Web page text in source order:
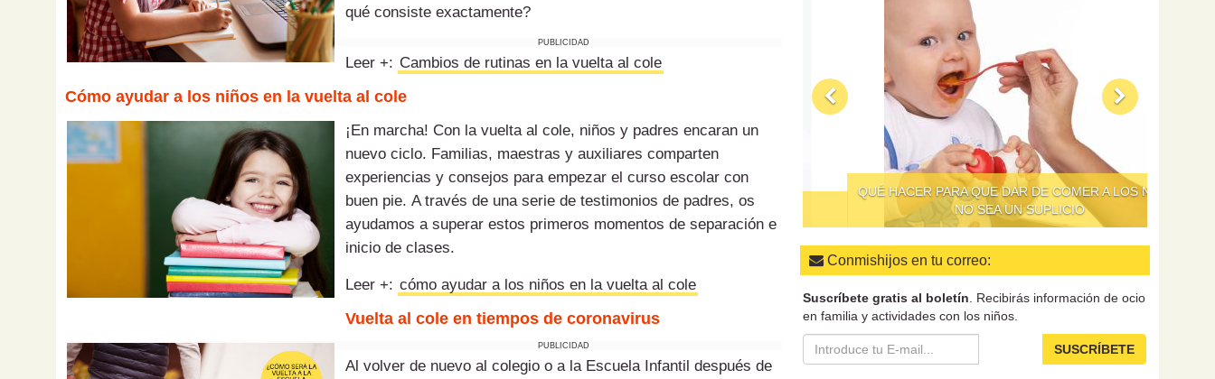
qué consiste exactamente?
PUBLICIDAD
Leer +: Cambios de rutinas en la vuelta al cole
Cómo ayudar a los niños en la vuelta al cole
¡En marcha! Con la vuelta al cole, niños y padres encaran un
nuevo ciclo. Familias, maestras y auxiliares comparten
experiencias y consejos para empezar el curso escolar con
buen pie. A través de una serie de testimonios de padres, os
ayudamos a superar estos primeros momentos de separación e
inicio de clases.
Leer +: cómo ayudar a los niños en la vuelta al cole
Vuelta al cole en tiempos de coronavirus
PUBLICIDAD
Al volver de nuevo al colegio o a la Escuela Infantil después de
QUÉ HACER PARA QUE DAR DE COMER A LOS NIÑOS
NO SEA UN SUPLICIO
Conmishijos en tu correo:
Suscríbete gratis al boletín . Recibirás información de ocio
en familia y actividades con los niños.
SUSCRÍBETE